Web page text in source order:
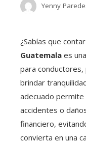
Yenny
¿Sabías que
Guatemala es
para
brindar
adecuado
accidentes o
financiero,
convierta en una